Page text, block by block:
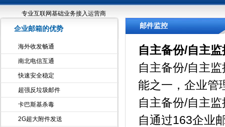
专业互联网基础业务接入运营商
企业邮箱的优势
海外收发畅通
南北电信互通
快速安全稳定
超强反垃圾邮件
卡巴斯基杀毒
2G超大附件发送
邮件监控
自主备份/自主
自主备份/自主
能之一，企业管
自主备份/自主
自通过163企业